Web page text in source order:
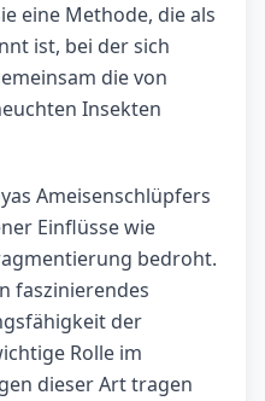
eine Methode, die als
ist, bei der sich
die von
Insekten
Ameisenschlüpfers
Einflüsse wie
bedroht.
faszinierendes
der
Rolle im
dieser Art tragen